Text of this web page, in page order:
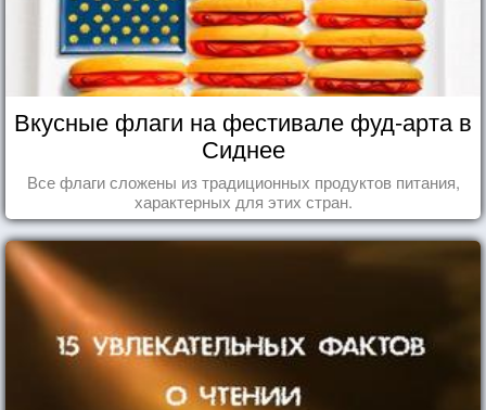
Вкусные флаги на фестивале фуд-арта в
Сиднее
Все флаги сложены из традиционных продуктов питания,
характерных для этих стран.